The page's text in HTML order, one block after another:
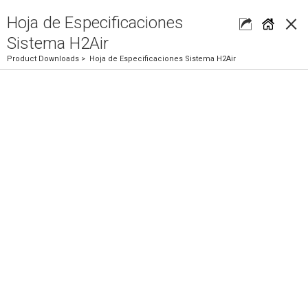
×
Hoja de Especificaciones
Sistema H2Air
Product Downloads > Hoja de Especificaciones Sistema H2Air